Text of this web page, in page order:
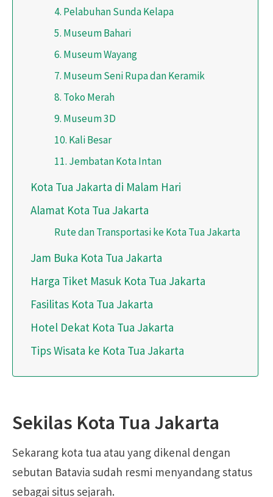
4. Pelabuhan Sunda Kelapa
5. Museum Bahari
6. Museum Wayang
7. Museum Seni Rupa dan Keramik
8. Toko Merah
9. Museum 3D
10. Kali Besar
11. Jembatan Kota Intan
Kota Tua Jakarta di Malam Hari
Alamat Kota Tua Jakarta
Rute dan Transportasi ke Kota Tua Jakarta
Jam Buka Kota Tua Jakarta
Harga Tiket Masuk Kota Tua Jakarta
Fasilitas Kota Tua Jakarta
Hotel Dekat Kota Tua Jakarta
Tips Wisata ke Kota Tua Jakarta
Sekilas Kota Tua Jakarta
Sekarang kota tua atau yang dikenal dengan
sebutan Batavia sudah resmi menyandang status
sebagai situs sejarah.